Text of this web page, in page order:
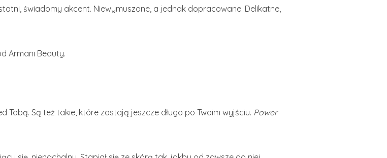
świadomy akcent. Niewymuszone, a jednak dopracowane. Delikatne,
Armani Beauty.
Są też takie, które zostają jeszcze długo po Twoim wyjściu. Power